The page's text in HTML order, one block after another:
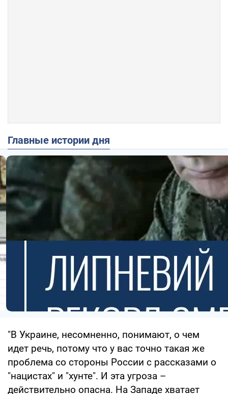
Главные истории дня
"В Украине, несомненно, понимают, о чем
идет речь, потому что у вас точно такая же
проблема со стороны России с рассказами о
"нацистах" и "хунте". И эта угроза –
действительно опасна. На Западе хватает